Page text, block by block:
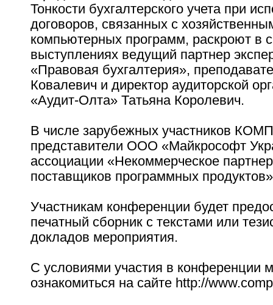
Тонкости бухгалтерского учета при
договоров, связанных с
компьютерных программ, раскроют в
выступлениях ведущий партнер
«Правовая бухгалтерия»,
Ковалевич и директор аудиторской
«Аудит-Олта» Татьяна Королевич.
В числе зарубежных участников
представители ООО «Майкрософт
ассоциации «Некоммерческое
поставщиков программных
Участникам конференции будет
печатный сборник с текстами или
докладов мероприятия.
С условиями участия в конференции
ознакомиться на сайте http://